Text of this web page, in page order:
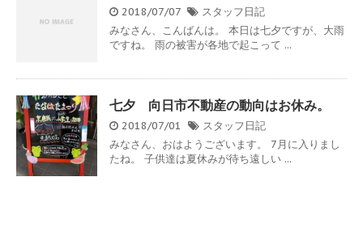
2018/07/07
スタッフ日記
みなさん、こんばんは。 本日は七夕ですが、大雨
ですね。 雨の被害が各地で起こって ...
七夕 向日市不動産の動向はお休み。
2018/07/01
スタッフ日記
みなさん、おはようございます。 7月に入りまし
たね。 子供達は夏休みが待ち遠しい ...